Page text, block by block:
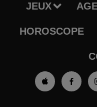
JEUX
HOROSCOPE